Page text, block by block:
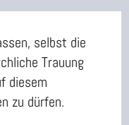
selbst die
Trauung
diesem
zu dürfen.